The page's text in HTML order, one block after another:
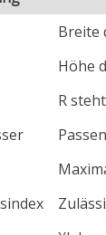
Breite
Höhe
R